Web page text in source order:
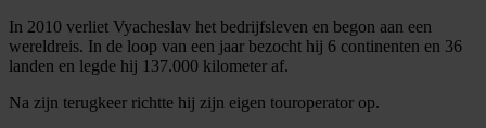
In 2010 verliet Vyacheslav het bedrijfsleven en begon aan een
wereldreis. In de loop van een jaar bezocht hij 6 continenten en 36
landen en legde hij 137.000 kilometer af.
Na zijn terugkeer richtte hij zijn eigen touroperator op.